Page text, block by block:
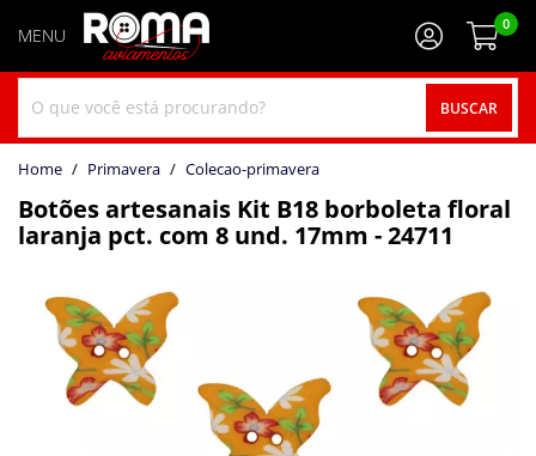
BUSCAR
0
home Primavera colecao-primavera
Botões artesanais Kit B18 borboleta floral
laranja pct. com 8 und. 17mm - 24711